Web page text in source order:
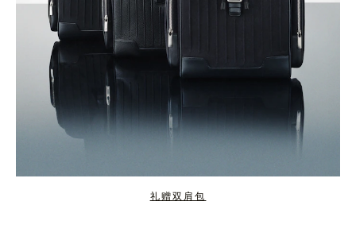
礼赠双肩包